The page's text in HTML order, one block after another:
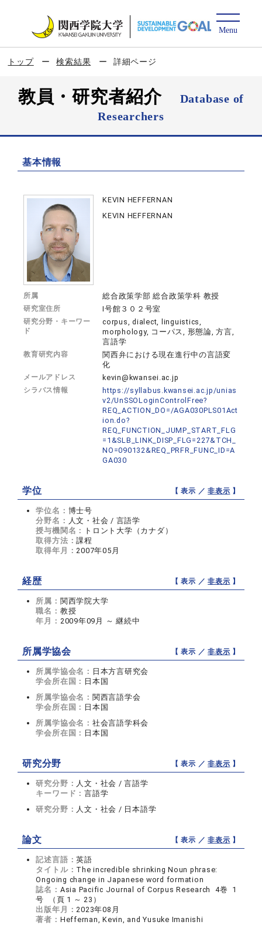
トップ 検索結果 詳細ページ
教員・研究者紹介
Database of
Researchers
基本情報
KEVIN HEFFERNAN
KEVIN HEFFERNAN
所属 総合政策学部 総合政策学科 教授
研究室住所 I号館３０２号室
研究分野・キーワー
ド
corpus, dialect, linguistics,
morphology, コーパス, 形態論, 方言,
言語学
教育研究内容
関西弁における現在進行中の言語変
化
メールアドレス kevin@kwansei.ac.jp
シラバス情報
https://syllabus.kwansei.ac.jp/unias
v2/UnSSOLoginControlFree?
REQ_ACTION_DO=/AGA030PLS01Act
ion.do?
REQ_FUNCTION_JUMP_START_FLG
=1&SLB_LINK_DISP_FLG=227&TCH_
NO=090132&REQ_PRFR_FUNC_ID=A
GA030
学位 【 表示 ／非表示 】
学位名： 博士号
分野名： 人文・社会 / 言語学
授与機関名：
トロント大学（カナダ）
取得方法：課程
取得年月：2007年05月
経歴 【 表示 ／非表示 】
所属： 関西学院大学
職名： 教授
年月： 2009年09月 ～ 継続中
所属学協会 【 表示 ／非表示 】
所属学協会名： 日本方言研究会
学会所在国： 日本国
所属学協会名： 関西言語学会
学会所在国： 日本国
所属学協会名： 社会言語学科会
学会所在国： 日本国
研究分野 【 表示 ／非表示 】
研究分野： 人文・社会 / 言語学
キーワード：言語学
研究分野： 人文・社会 / 日本語学
論文 【 表示 ／非表示 】
記述言語：英語
タイトル： The incredible shrinking Noun phrase:
Ongoing change in Japanese word formation
誌名： Asia Pacific Journal of Corpus Research 4巻 1
号 （頁 1 ～ 23）
出版年月：2023年08月
著者： Heffernan, Kevin, and Yusuke Imanishi